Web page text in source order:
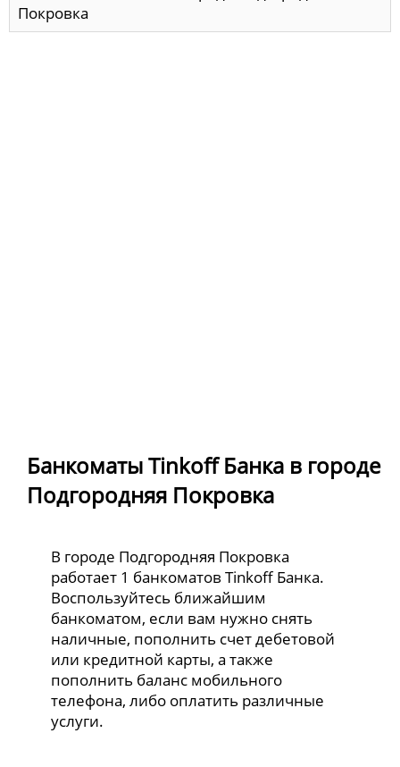
Покровка
Банкоматы Tinkoff Банка в городе
Подгородняя Покровка
В городе Подгородняя Покровка
работает 1 банкоматов Tinkoff Банка.
Воспользуйтесь ближайшим
банкоматом, если вам нужно снять
наличные, пополнить счет дебетовой
или кредитной карты, а также
пополнить баланс мобильного
телефона, либо оплатить различные
услуги.